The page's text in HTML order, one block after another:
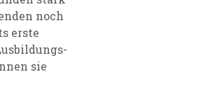
noch
erste
sie